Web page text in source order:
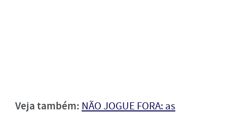
Veja também: NÃO JOGUE FORA: as